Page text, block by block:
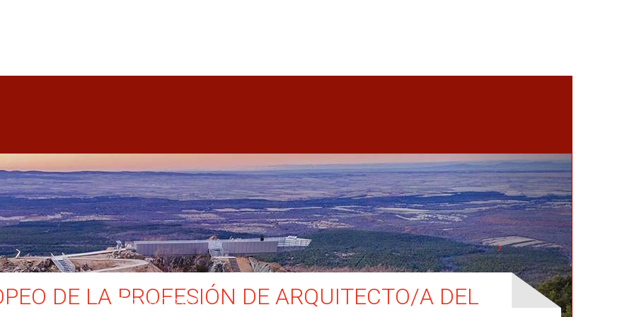
DE LA PROFESIÓN DE ARQUITECTO/A DEL